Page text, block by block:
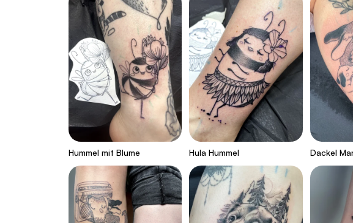
Hummel mit Blume Hula Hummel Dackel